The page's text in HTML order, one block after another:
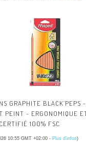
GRAPHITE BLACK’PEPS
PEINT - ERGONOMIQUE
100% FSC
10:55 GMT +02:00 - Plus d’infos)